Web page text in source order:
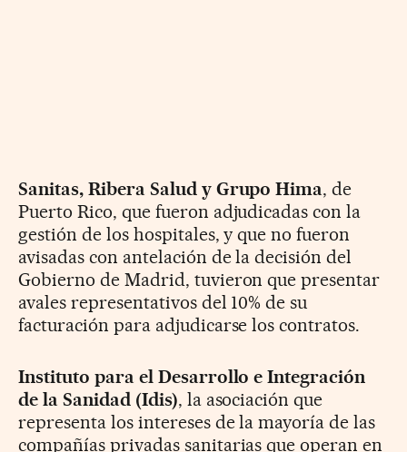
Sanitas, Ribera Salud y Grupo Hima, de
Puerto Rico, que fueron adjudicadas con la
gestión de los hospitales, y que no fueron
avisadas con antelación de la decisión del
Gobierno de Madrid, tuvieron que presentar
avales representativos del 10% de su
facturación para adjudicarse los contratos.
Instituto para el Desarrollo e Integración
de la Sanidad (Idis), la asociación que
representa los intereses de la mayoría de las
compañías privadas sanitarias que operan en